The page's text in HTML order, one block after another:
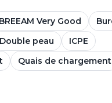
BREEAM Very Good
Double peau
ICPE
Quais de chargement